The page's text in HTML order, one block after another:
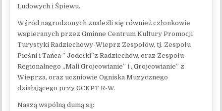
Ludowych i Śpiewu.
Wśród nagrodzonych znaleźli się również członkowie
wspieranych przez Gminne Centrum Kultury Promocji
Turystyki Radziechowy-Wieprz Zespołów, tj. Zespołu
Pieśni i Tańca ” Jodełki”z Radziechów, oraz Zespołu
Regionalnego „Mali Grojcowianie” i „Grojcowianie” z
Wieprza, oraz uczniowie Ogniska Muzycznego
działającego przy GCKPT R-W.
Naszą wspólną dumą są: